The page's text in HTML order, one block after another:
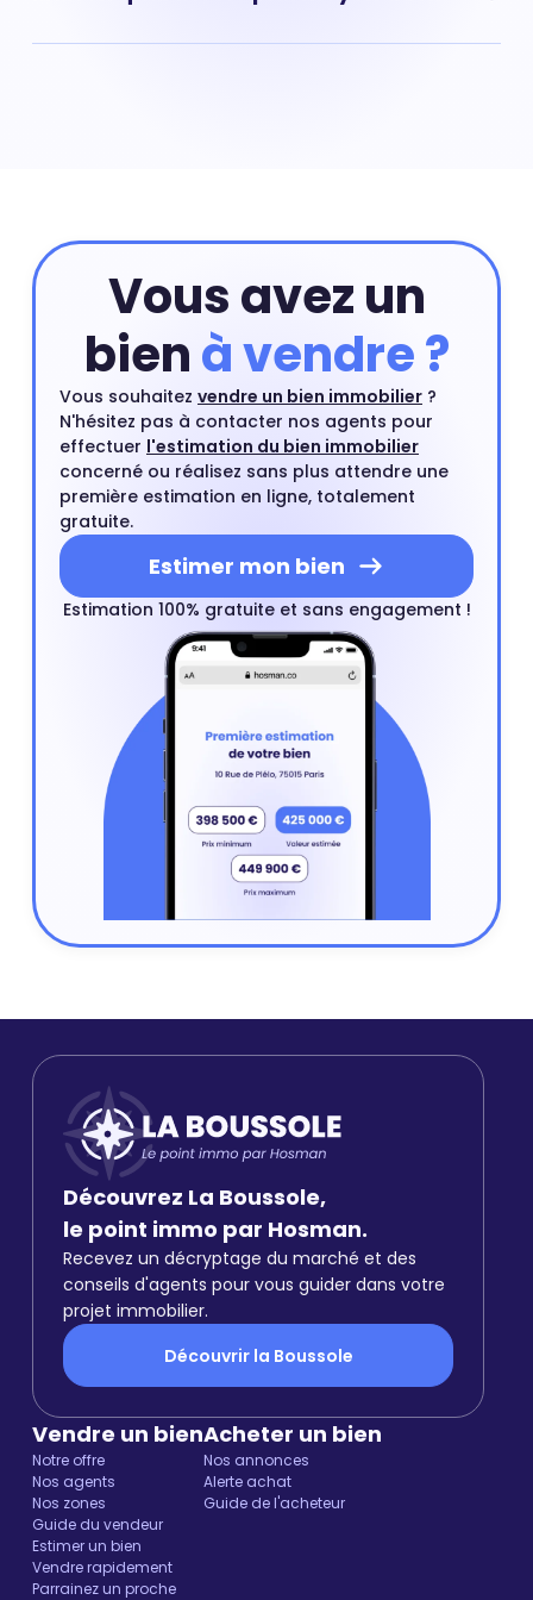
Vous avez un
bienà vendre ?
Vous souhaitez vendre un bien immobilier ?
N'hésitez pas à contacter nos agents pour
effectuer l'estimation du bien immobilier
concerné ou réalisez sans plus attendre une
première estimation en ligne, totalement
gratuite.
Estimer mon bien
Estimation 100% gratuite et sans engagement !
Découvrez La Boussole,
le point immo par Hosman.
Recevez un décryptage du marché et des
conseils d'agents pour vous guider dans votre
projet immobilier.
Découvrir la Boussole
Vendre un bien
Notre offre
Nos agents
Nos zones
Guide du vendeur
Estimer un bien
Vendre rapidement
Parrainez un proche
Acheter un bien
Nos annonces
Alerte achat
Guide de l'acheteur